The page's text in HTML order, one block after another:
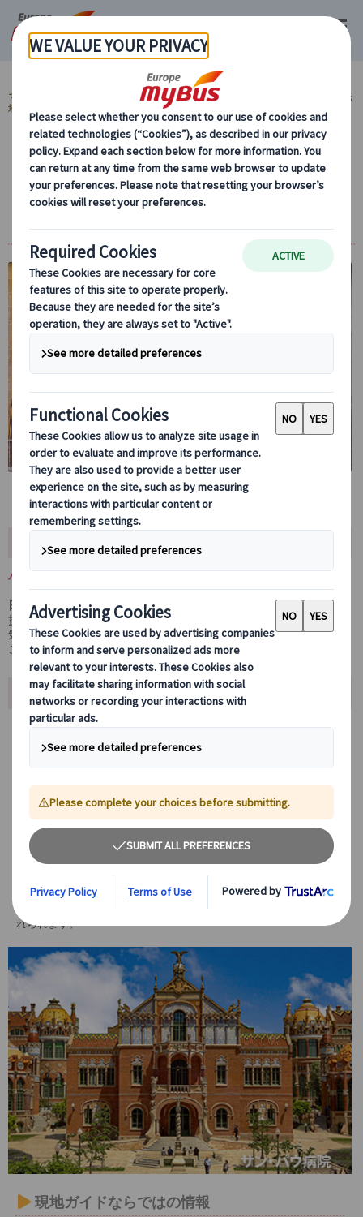
マイバス・ヨーロッパ スペイン (54) バルセロナ (29)
スペイン 人気観光
地 (15)
選べるモデルニスモ建築または美術館｜1カ
所入場付プライベートツアー｜日本語ガイド
バルセロナを象徴するモデルニスモ建築や美術館を巡るプライベー
トツアー！
日本語観光ガイドが同行 し、スペインの公共交通機関の使い方を伝
授する初日おすすめプラン。
気になる観光地の入場チケット付きで、自由時間も確保。安心して
ご自身のペースで楽しめる魅力的なツアーです！
ツアーポイント
選べる観光スポットで充実の内容
以下の4つの観光地から1箇所を選んで内部見学：
ニスモ建築の代表作です。屋上のユニークな煙突装飾は必見！
カサ・ビセンス：ガウディの最初の重要な建築作品で、モロッコや
イスラム建築の影響を受けた鮮やかなデザインが特徴。色彩豊かなタ
イル使いと異国情緒あふれるスタイルが訪れる人を魅了します。
サン・パウ病院：
同時代の巨匠ムンタネーが設計した、スペイン最
す。
ジョアン・ミロ美術館：現代美術ファン必見！スペインを代表する
芸術家ジョアン・ミロの作品を通じて、独創的な色彩と形の世界に触
れられます。
現地ガイドならではの情報